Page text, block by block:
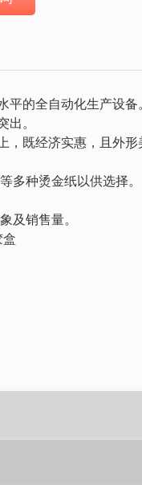
的全自动化生产设备
出。
既经济实惠，且外形
多种烫金纸以供选择。
及销售量。
盒